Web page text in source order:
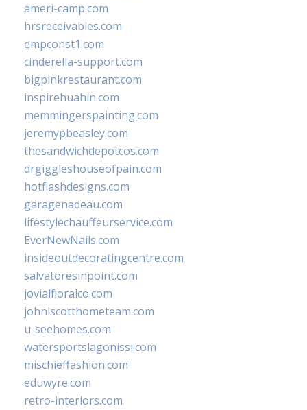
ameri-camp.com
hrsreceivables.com
empconst1.com
cinderella-support.com
bigpinkrestaurant.com
inspirehuahin.com
memmingerspainting.com
jeremypbeasley.com
thesandwichdepotcos.com
drgiggleshouseofpain.com
hotflashdesigns.com
garagenadeau.com
lifestylechauffeurservice.com
EverNewNails.com
insideoutdecoratingcentre.com
salvatoresinpoint.com
jovialfloralco.com
johnlscotthometeam.com
u-seehomes.com
watersportslagonissi.com
mischieffashion.com
eduwyre.com
retro-interiors.com